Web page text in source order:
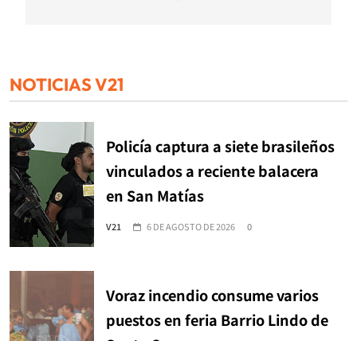
NOTICIAS V21
Policía captura a siete brasileños
vinculados a reciente balacera
en San Matías
V21 6 DE AGOSTO DE 2026 0
Voraz incendio consume varios
puestos en feria Barrio Lindo de